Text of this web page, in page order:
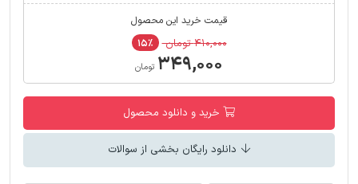
قیمت خرید این محصول
۴۱۰,۰۰۰ تومان ۱۵٪
۳۴۹,۰۰۰ تومان
خرید و دانلود محصول
دانلود رایگان بخشی از سوالات